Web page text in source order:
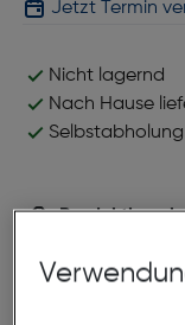
Jetzt Termin
Nicht lagernd
Nach Hause
Selbstabholung
STUDIO